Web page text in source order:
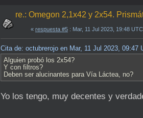
re.: Omegon 2,1x42 y 2x54.
« respuesta #5 : Mar, 11 Jul 2023, 19:48
Cita de: octubrerojo en Mar, 11 Jul 2023, 09:47
Alguien probó los 2x54?
Y con filtros?
Deben ser alucinantes para Vía Láctea, no?
Yo los tengo, muy decentes y